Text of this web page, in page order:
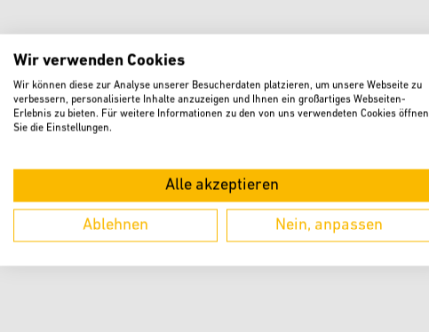
Wir verwenden Cookies
Wir können diese zur Analyse unserer Besucherdaten platzieren, um unsere Webseite zu
verbessern, personalisierte Inhalte anzuzeigen und Ihnen ein großartiges Webseiten-
Erlebnis zu bieten. Für weitere Informationen zu den von uns verwendeten Cookies öffnen
Sie die Einstellungen.
Alle akzeptieren
Ablehnen Nein, anpassen